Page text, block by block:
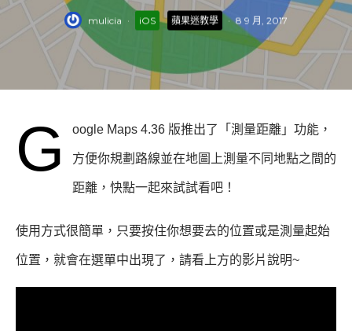
mulicia · iOS 蘋果迷教學 · 8 9 月, 2017
G oogle Maps 4.36 版推出了「測量距離」功能，
方便你規劃路線並在地圖上測量不同地點之間的
距離， 快點一起來試試看吧！
使用方式很簡單，只要按住你想要去的位置或是測量起始
位置，就會在選單中出現了， 請看上方的影片說明~